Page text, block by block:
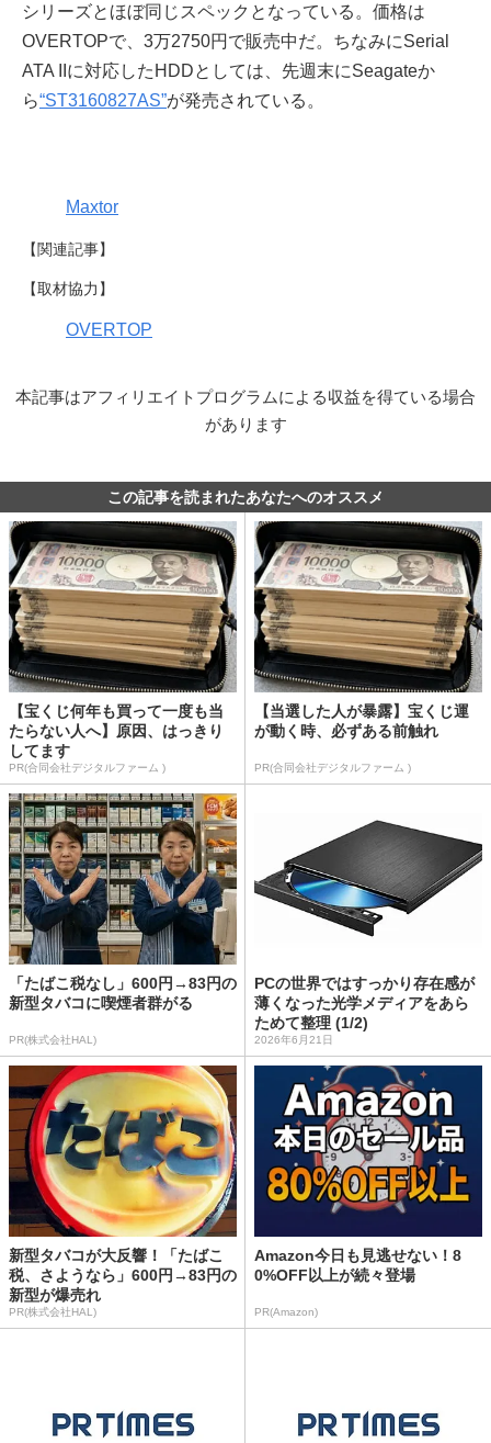
シリーズとほぼ同じスペックとなっている。価格は
OVERTOPで、3万2750円で販売中だ。ちなみにSerial
ATA IIに対応したHDDとしては、先週末にSeagateか
ら“ST3160827AS”が発売されている。
Maxtor
【関連記事】
【取材協力】
OVERTOP
本記事はアフィリエイトプログラムによる収益を得ている場合
があります
この記事を読まれたあなたへのオススメ
【宝くじ何年も買って一度も当
たらない人へ】原因、はっきり
してます
PR(合同会社デジタルファーム )
【当選した人が暴露】宝くじ運
が動く時、必ずある前触れ
PR(合同会社デジタルファーム )
「たばこ税なし」600円→83円の
新型タバコに喫煙者群がる
PR(株式会社HAL)
PCの世界ではすっかり存在感が
薄くなった光学メディアをあら
ためて整理 (1/2)
2026年6月21日
新型タバコが大反響！「たばこ
税、さようなら」600円→83円の
新型が爆売れ
PR(株式会社HAL)
Amazon今日も見逃せない！8
0%OFF以上が続々登場
PR(Amazon)